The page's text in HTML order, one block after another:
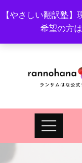
【やさしい翻訳塾
希望の方は
プロフィール